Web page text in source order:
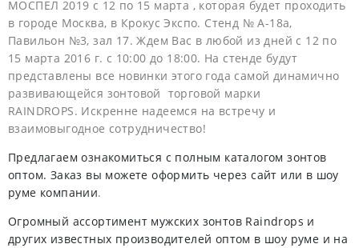
МОСПЕЛ 2019 с 12 по 15 марта , которая будет проходить
в городе Москва, в Крокус Экспо. Стенд № А-18а,
Павильон №3, зал 17. Ждем Вас в любой из дней с 12 по
15 марта 2016 г. с 10:00 до 18:00. На стенде будут
представлены все новинки этого года самой динамично
развивающейся зонтовой торговой марки
RAINDROPS. Искренне надеемся на встречу и
взаимовыгодное сотрудничество!
Предлагаем ознакомиться с полным каталогом зонтов
оптом. Заказ вы можете оформить через сайт или в шоу
руме компании.
Огромный ассортимент мужских зонтов Raindrops и
других известных производителей оптом в шоу руме и на